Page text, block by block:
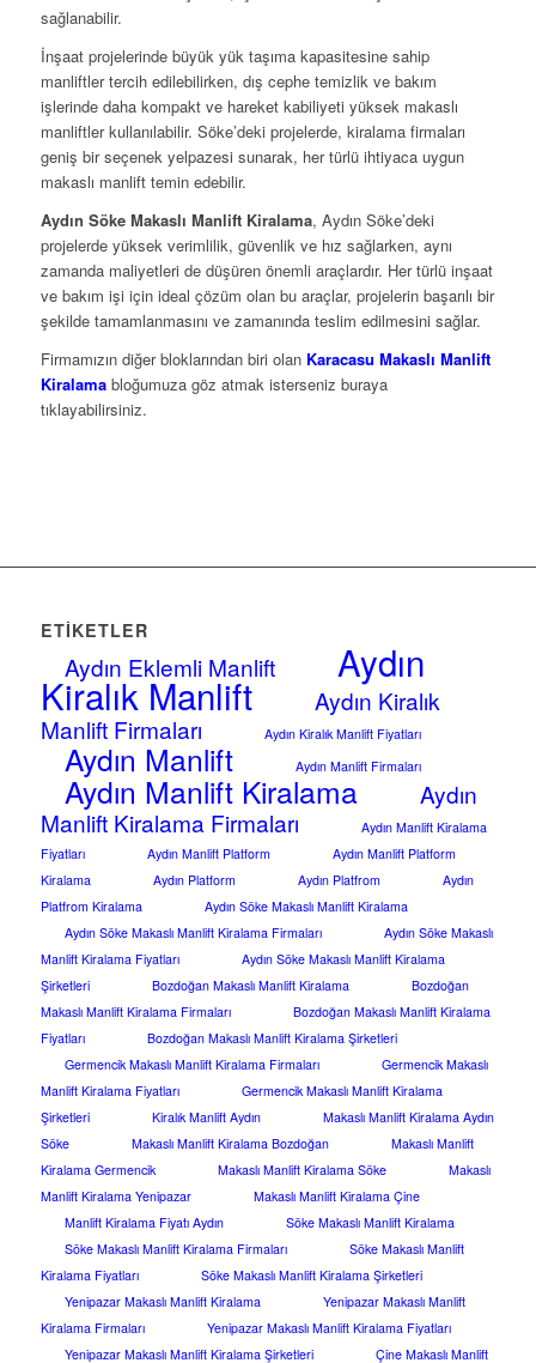
sağlanabilir.
İnşaat projelerinde büyük yük taşıma kapasitesine sahip
manliftler tercih edilebilirken, dış cephe temizlik ve bakım
işlerinde daha kompakt ve hareket kabiliyeti yüksek makaslı
manliftler kullanılabilir. Söke’deki projelerde, kiralama firmaları
geniş bir seçenek yelpazesi sunarak, her türlü ihtiyaca uygun
makaslı manlift temin edebilir.
Aydın Söke Makaslı Manlift Kiralama, Aydın Söke’deki
projelerde yüksek verimlilik, güvenlik ve hız sağlarken, aynı
zamanda maliyetleri de düşüren önemli araçlardır. Her türlü inşaat
ve bakım işi için ideal çözüm olan bu araçlar, projelerin başarılı bir
şekilde tamamlanmasını ve zamanında teslim edilmesini sağlar.
Firmamızın diğer bloklarından biri olan Karacasu Makaslı Manlift
Kiralamabloğumuza göz atmak isterseniz buraya
tıklayabilirsiniz.
ETIKETLER
Aydın Eklemli Manlift Aydın
Kiralık Manlift
Aydın Kiralık
Manlift Firmaları
Aydın Kiralık Manlift Fiyatları
Aydın Manlift Aydın Manlift Firmaları
Aydın Manlift Kiralama
Aydın
Manlift Kiralama Firmaları
Aydın Manlift Kiralama
Fiyatları
Aydın Manlift Platform
Aydın Manlift Platform
Kiralama
Aydın Platform Aydın Platfrom
Aydın
Platfrom Kiralama
Aydın Söke Makaslı Manlift Kiralama
Aydın Söke Makaslı Manlift Kiralama Firmaları
Aydın Söke Makaslı
Manlift Kiralama Fiyatları
Aydın Söke Makaslı Manlift Kiralama
Şirketleri
Bozdoğan Makaslı Manlift Kiralama
Bozdoğan
Makaslı Manlift Kiralama Firmaları
Bozdoğan Makaslı Manlift Kiralama
Fiyatları
Bozdoğan Makaslı Manlift Kiralama Şirketleri
Germencik Makaslı Manlift Kiralama Firmaları
Germencik Makaslı
Manlift Kiralama Fiyatları
Germencik Makaslı Manlift Kiralama
Şirketleri
Kiralık Manlift Aydın
Makaslı Manlift Kiralama Aydın
Söke
Makaslı Manlift Kiralama Bozdoğan
Makaslı Manlift
Kiralama Germencik
Makaslı Manlift Kiralama Söke
Makaslı
Manlift Kiralama Yenipazar
Makaslı Manlift Kiralama Çine
Manlift Kiralama Fiyatı Aydın
Söke Makaslı Manlift Kiralama
Söke Makaslı Manlift Kiralama Firmaları
Söke Makaslı Manlift
Kiralama Fiyatları
Söke Makaslı Manlift Kiralama Şirketleri
Yenipazar Makaslı Manlift Kiralama
Yenipazar Makaslı Manlift
Kiralama Firmaları
Yenipazar Makaslı Manlift Kiralama Fiyatları
Yenipazar Makaslı Manlift Kiralama Şirketleri
Çine Makaslı Manlift